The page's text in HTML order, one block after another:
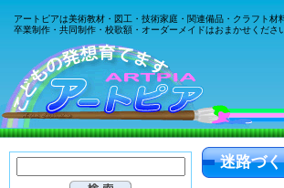
アートピアは美術教材・図工・技術家庭・関連備品・クラフト材
卒業制作・共同制作・校歌額・オーダーメイドはおまかせくださ
迷路づ